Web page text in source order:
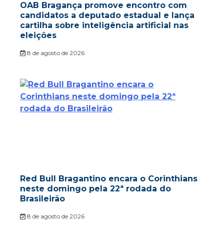
OAB Bragança promove encontro com
candidatos a deputado estadual e lança
cartilha sobre inteligência artificial nas
eleições
8 de agosto de 2026
Red Bull Bragantino encara o Corinthians
neste domingo pela 22ª rodada do
Brasileirão
8 de agosto de 2026